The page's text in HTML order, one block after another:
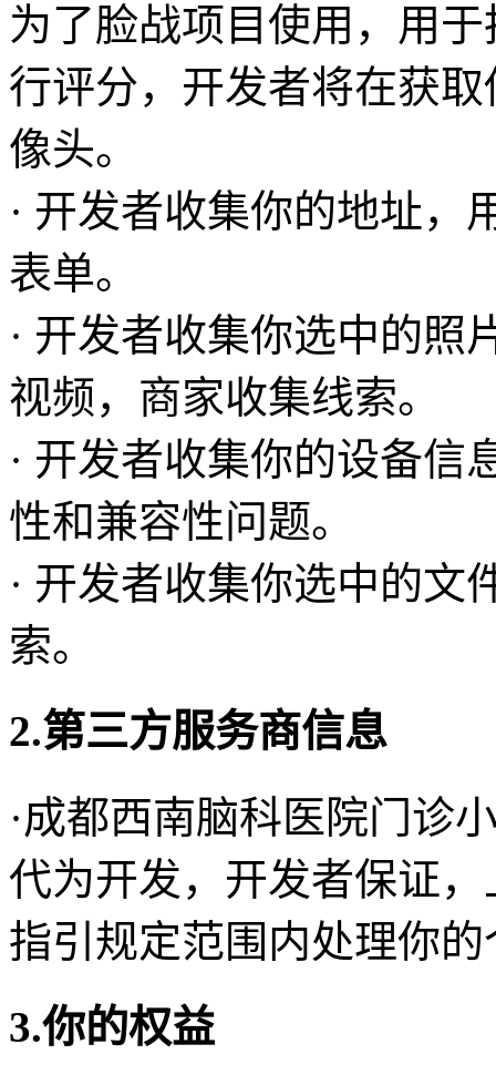
为了脸战项目使用，用
行评分，开发者将在获
像头。
· 开发者收集你的地址，
表单。
· 开发者收集你选中的照
视频，商家收集线索。
· 开发者收集你的设备信
性和兼容性问题。
· 开发者收集你选中的文
索。
2.第三方服务商信息
·成都西南脑科医院门诊
代为开发，开发者保证
指引规定范围内处理你
3.你的权益